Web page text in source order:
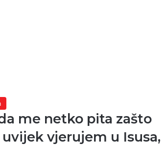
me netko pita zašto
uvijek vjerujem u Isusa,